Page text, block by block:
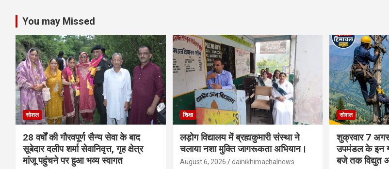
You may Missed
सोशल
28 वर्षों की गौरवपूर्ण सैन्य सेवा के बाद
सूबेदार दलीप शर्मा सेवानिवृत्त, गृह क्षेत्र
मांजू पहुंचने पर हुआ भव्य स्वागत
शिक्षा
लड़ोग विद्यालय में ब्रह्मकुमारी संस्था ने
चलाया नशा मुक्ति जागरूकता अभियान।
August 6, 2026 dainikhimachalnews
सोशल
शुक्रवार 7
उपमंडल के इन
बजे तक विद्युत